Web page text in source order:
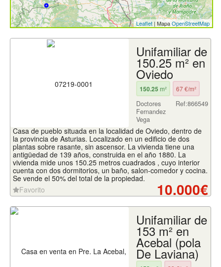
Leaflet | MapaOpenStreetMap
Unifamiliar de
150.25 m² en
Oviedo
150.25 m² 67 €/m²
Ref:866549
Doctores
Fernandez
Vega
Casa de pueblo situada en la localidad de Oviedo, dentro de
la provincia de Asturias. Localizado en un edificio de dos
plantas sobre rasante, sin ascensor. La vivienda tiene una
antigüedad de 139 años, construida en el año 1880. La
vivienda mide unos 150.25 metros cuadrados , cuyo interior
cuenta con dos dormitorios, un baño, salon-comedor y cocina.
Se vende el 50% del total de la propiedad.
Favorito
10.000€
Unifamiliar de
153 m² en
Acebal (pola
De Laviana)